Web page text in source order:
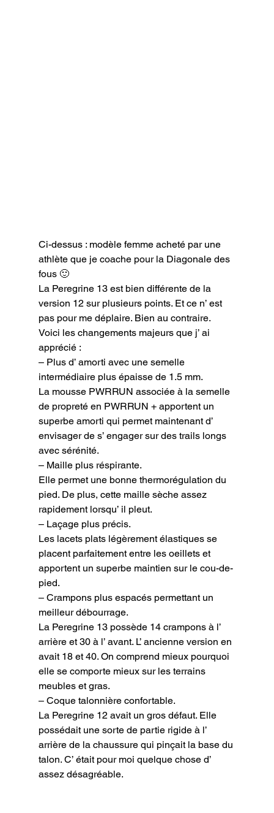
Ci-dessus : modèle femme acheté par une
athlète que je coache pour la Diagonale des
fous 🙂
La Peregrine 13 est bien différente de la
version 12 sur plusieurs points. Et ce n’ est
pas pour me déplaire. Bien au contraire.
Voici les changements majeurs que j’ ai
apprécié :
– Plus d’ amorti avec une semelle
intermédiaire plus épaisse de 1.5 mm.
La mousse PWRRUN associée à la semelle
de propreté en PWRRUN + apportent un
superbe amorti qui permet maintenant d’
envisager de s’ engager sur des trails longs
avec sérénité.
– Maille plus réspirante.
Elle permet une bonne thermorégulation du
pied. De plus, cette maille sèche assez
rapidement lorsqu’ il pleut.
– Laçage plus précis.
Les lacets plats légèrement élastiques se
placent parfaitement entre les oeillets et
apportent un superbe maintien sur le cou-de-
pied.
– Crampons plus espacés permettant un
meilleur débourrage.
La Peregrine 13 possède 14 crampons à l’
arrière et 30 à l’ avant. L’ ancienne version en
avait 18 et 40. On comprend mieux pourquoi
elle se comporte mieux sur les terrains
meubles et gras.
– Coque talonnière confortable.
La Peregrine 12 avait un gros défaut. Elle
possédait une sorte de partie rigide à l’
arrière de la chaussure qui pinçait la base du
talon. C’ était pour moi quelque chose d’
assez désagréable.